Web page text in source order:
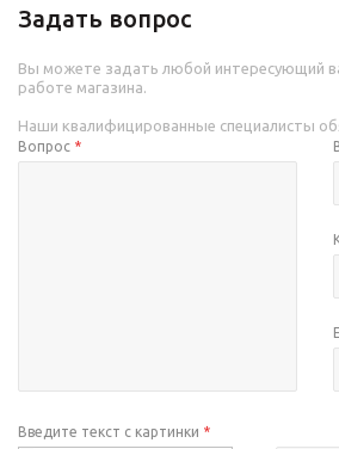
Задать вопрос
Вы можете задать любой интересующий
работе магазина.
Наши квалифицированные специалисты
Вопрос *
Введите текст с картинки *